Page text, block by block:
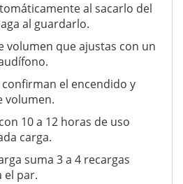
al sacarlo del
al guardarlo.
volumen que ajustas con un
el encendido y
volumen.
10 a 12 horas de uso
carga.
suma 3 a 4 recargas
el par.